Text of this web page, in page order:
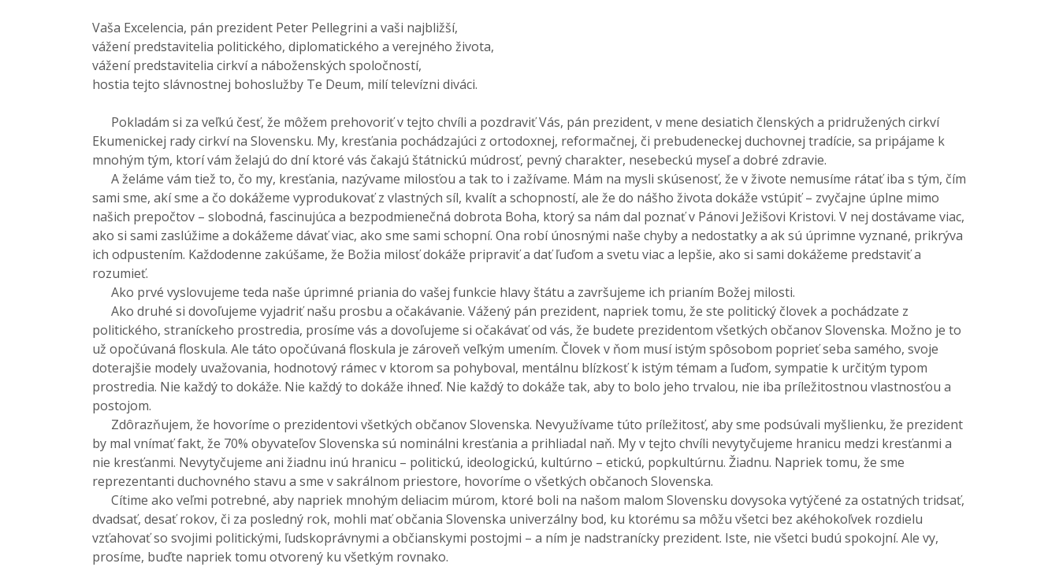
Vaša Excelencia, pán prezident Peter Pellegrini a vaši najbližší,
vážení predstavitelia politického, diplomatického a verejného života,
vážení predstavitelia cirkví a náboženských spoločností,
hostia tejto slávnostnej bohoslužby Te Deum, milí televízni diváci.
Pokladám si za veľkú česť, že môžem prehovoriť v tejto chvíli a pozdraviť Vás, pán prezident, v mene desiatich členských a pridružených cirkví
Ekumenickej rady cirkví na Slovensku. My, kresťania pochádzajúci z ortodoxnej, reformačnej, či prebudeneckej duchovnej tradície, sa pripájame k
mnohým tým, ktorí vám želajú do dní ktoré vás čakajú štátnickú múdrosť, pevný charakter, nesebeckú myseľ a dobré zdravie.
A želáme vám tiež to, čo my, kresťania, nazývame milosťou a tak to i zažívame. Mám na mysli skúsenosť, že v živote nemusíme rátať iba s tým, čím
sami sme, akí sme a čo dokážeme vyprodukovať z vlastných síl, kvalít a schopností, ale že do nášho života dokáže vstúpiť – zvyčajne úplne mimo
našich prepočtov – slobodná, fascinujúca a bezpodmienečná dobrota Boha, ktorý sa nám dal poznať v Pánovi Ježišovi Kristovi. V nej dostávame viac,
ako si sami zaslúžime a dokážeme dávať viac, ako sme sami schopní. Ona robí únosnými naše chyby a nedostatky a ak sú úprimne vyznané, prikrýva
ich odpustením. Každodenne zakúšame, že Božia milosť dokáže pripraviť a dať ľuďom a svetu viac a lepšie, ako si sami dokážeme predstaviť a
rozumieť.
Ako prvé vyslovujeme teda naše úprimné priania do vašej funkcie hlavy štátu a završujeme ich prianím Božej milosti.
Ako druhé si dovoľujeme vyjadriť našu prosbu a očakávanie. Vážený pán prezident, napriek tomu, že ste politický človek a pochádzate z
politického, straníckeho prostredia, prosíme vás a dovoľujeme si očakávať od vás, že budete prezidentom všetkých občanov Slovenska. Možno je to
už opočúvaná floskula. Ale táto opočúvaná floskula je zároveň veľkým umením. Človek v ňom musí istým spôsobom poprieť seba samého, svoje
doterajšie modely uvažovania, hodnotový rámec v ktorom sa pohyboval, mentálnu blízkosť k istým témam a ľuďom, sympatie k určitým typom
prostredia. Nie každý to dokáže. Nie každý to dokáže ihneď. Nie každý to dokáže tak, aby to bolo jeho trvalou, nie iba príležitostnou vlastnosťou a
postojom.
Zdôrazňujem, že hovoríme o prezidentovi všetkých občanov Slovenska. Nevyužívame túto príležitosť, aby sme podsúvali myšlienku, že prezident
by mal vnímať fakt, že 70% obyvateľov Slovenska sú nominálni kresťania a prihliadal naň. My v tejto chvíli nevytyčujeme hranicu medzi kresťanmi a
nie kresťanmi. Nevytyčujeme ani žiadnu inú hranicu – politickú, ideologickú, kultúrno – etickú, popkultúrnu. Žiadnu. Napriek tomu, že sme
reprezentanti duchovného stavu a sme v sakrálnom priestore, hovoríme o všetkých občanoch Slovenska.
Cítime ako veľmi potrebné, aby napriek mnohým deliacim múrom, ktoré boli na našom malom Slovensku dovysoka vytýčené za ostatných tridsať,
dvadsať, desať rokov, či za posledný rok, mohli mať občania Slovenska univerzálny bod, ku ktorému sa môžu všetci bez akéhokoľvek rozdielu
vzťahovať so svojimi politickými, ľudskoprávnymi a občianskymi postojmi – a ním je nadstranícky prezident. Iste, nie všetci budú spokojní. Ale vy,
prosíme, buďte napriek tomu otvorený ku všetkým rovnako.